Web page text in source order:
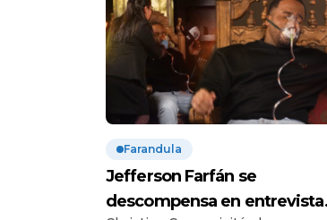
Farandula
Jefferson Farfán se
descompensa en entrevista